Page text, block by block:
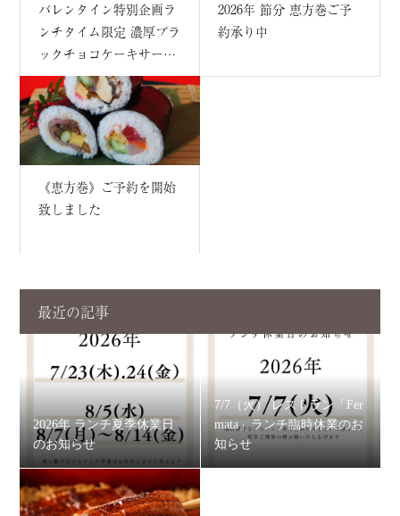
バレンタイン特別企画ラ
ンチタイム限定 濃厚ブラ
ックチョコケーキサービ
ス
2026年 節分 恵方巻ご予
約承り中
《恵方巻》ご予約を開始
致しました
最近の記事
2026年 ランチ夏季休業日
のお知らせ
7/7（火） レストラン「Fer
mata」ランチ臨時休業のお
知らせ